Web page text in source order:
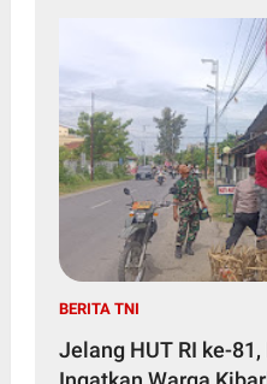
BERITA TNI
Jelang HUT RI ke-